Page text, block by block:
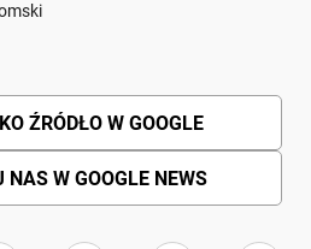
ŹRÓDŁO W GOOGLE
NAS W GOOGLE NEWS